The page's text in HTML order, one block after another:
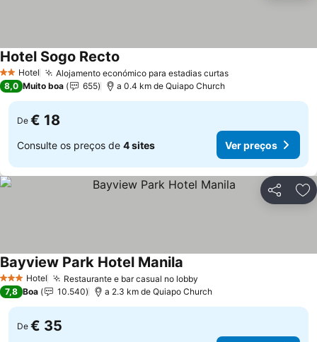
2 Estrelas
Hotel Alojamento económico para estadias curtas
Hotel Sogo Recto
8,0 Muito boa 655 a 0.4 km de Quiapo Church
De € 18
Consulte os preços de 4 sites Ver preços
Partilhar
3 EstrelasHotel Restaurante e bar casual no lobby
Bayview Park Hotel Manila
7,8 Boa 10.540 a 2.3 km de Quiapo Church
De € 35